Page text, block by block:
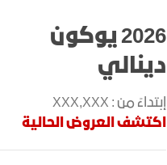
2026 يوكون
دينالي
إبتداءً من : XXX,XXX
اكتشف العروض الحالية